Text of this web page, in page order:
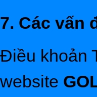
7. Các vấn
Điều khoản
website